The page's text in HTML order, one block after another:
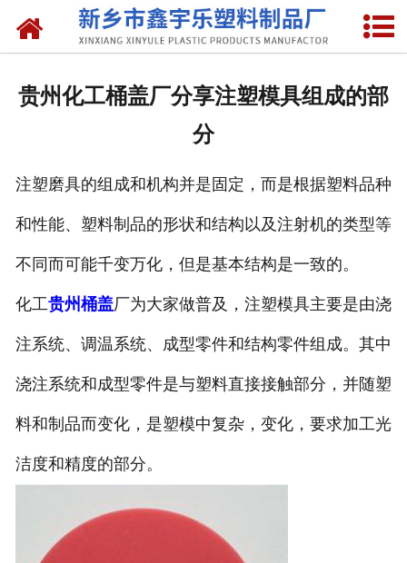
网站首页
联系我们
贵州化工桶盖厂分享注塑模具组成的部
分
注塑磨具的组成和机构并是固定，而是根据塑料品种
和性能、塑料制品的形状和结构以及注射机的类型等
不同而可能千变万化，但是基本结构是一致的。
化工贵州桶盖厂为大家做普及，注塑模具主要是由浇
注系统、调温系统、成型零件和结构零件组成。其中
浇注系统和成型零件是与塑料直接接触部分，并随塑
料和制品而变化，是塑模中复杂，变化，要求加工光
洁度和精度的部分。